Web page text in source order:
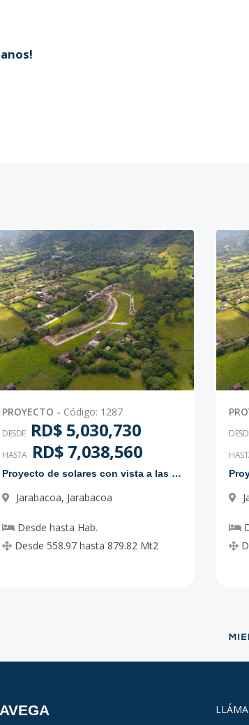
PROYECTO - Código: 1287
DESDE RD$ 5,030,730
HASTA RD$ 7,038,560
Proyecto de solares con vista a las montañas
Jarabacoa, Jarabacoa
Desde hasta Hab.
Desde 558.97 hasta 879.82 Mt2